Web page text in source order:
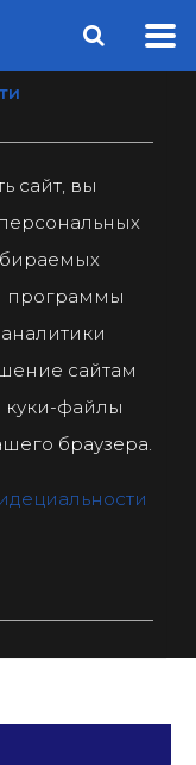
сайт, вы
программы
сайтам
куки-файлы
браузера.